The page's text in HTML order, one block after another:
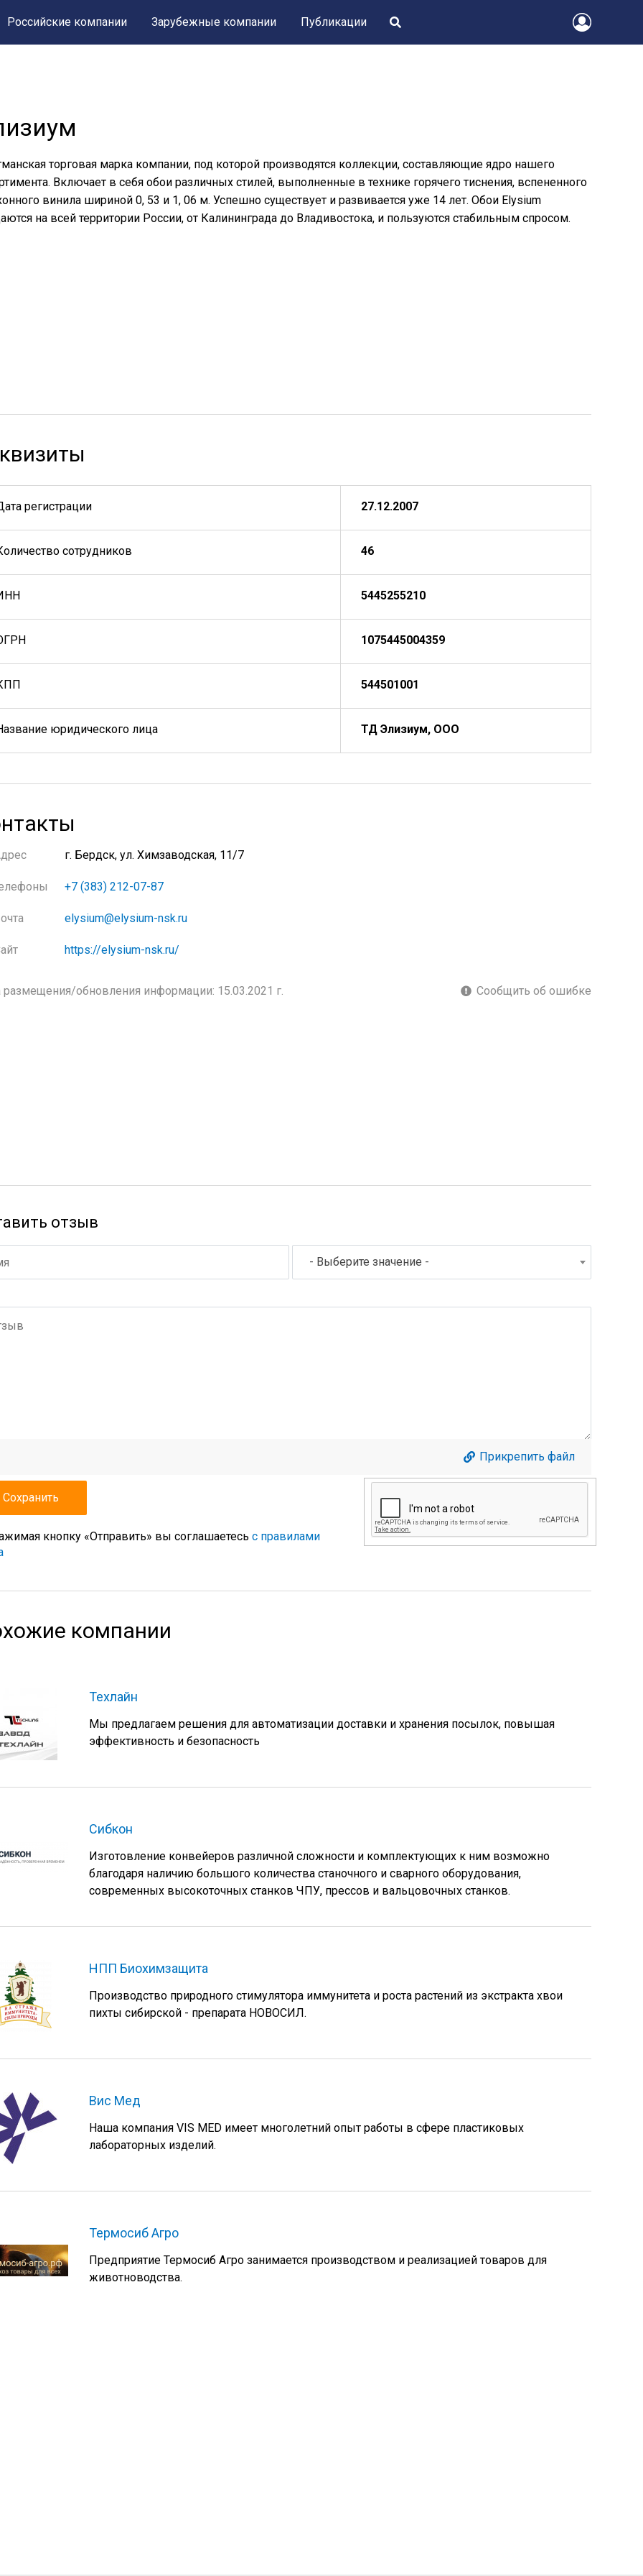
Российские компании Зарубежные компании Публикации
торговая марка компании, под которой производятся коллекции, составляющие ядро нашего
Включает в себя обои различных стилей, выполненные в технике горячего тиснения, вспененного
винила шириной 0, 53 и 1, 06 м. Успешно существует и развивается уже 14 лет. Обои Elysium
на всей территории России, от Калининграда до Владивостока, и пользуются стабильным спросом.
регистрации 27.12.2007
сотрудников 46
5445255210
1075445004359
544501001
юридического лица ТД Элизиум, ООО
г. Бердск, ул. Химзаводская, 11/7
+7 (383) 212-07-87
elysium@elysium-nsk.ru
https://elysium-nsk.ru/
размещения/обновления информации: 15.03.2021 г. Сообщить об ошибке
отзыв
- Выберите значение -
Прикрепить файл
кнопку «Отправить» вы соглашаетесь с правилами
компании
Техлайн
Мы предлагаем решения для автоматизации доставки и хранения посылок, повышая
эффективность и безопасность
Сибкон
Изготовление конвейеров различной сложности и комплектующих к ним возможно
благодаря наличию большого количества станочного и сварного оборудования,
современных высокоточных станков ЧПУ, прессов и вальцовочных станков.
НПП Биохимзащита
Производство природного стимулятора иммунитета и роста растений из экстракта хвои
пихты сибирской - препарата НОВОСИЛ.
Вис Мед
Наша компания VIS MED имеет многолетний опыт работы в сфере пластиковых
лабораторных изделий.
Термосиб Агро
Предприятие Термосиб Агро занимается производством и реализацией товаров для
животноводства.